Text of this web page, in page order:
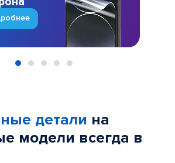
детали на
модели всегда в